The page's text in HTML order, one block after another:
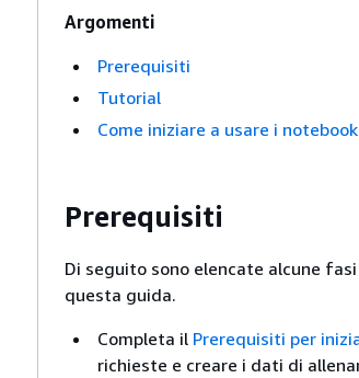
Argomenti
Prerequisiti
Tutorial
Come iniziare a usare i
Prerequisiti
Di seguito sono elencate alcune
questa guida.
Completa il Prerequisiti per
richieste e creare i dati di